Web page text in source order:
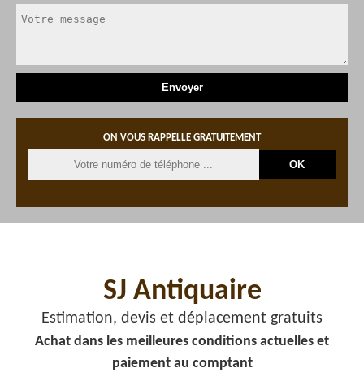
ON VOUS RAPPELLE GRATUITEMENT
SJ Antiquaire
Estimation, devis et déplacement gratuits
Achat dans les meilleures conditions actuelles et
paiement au comptant